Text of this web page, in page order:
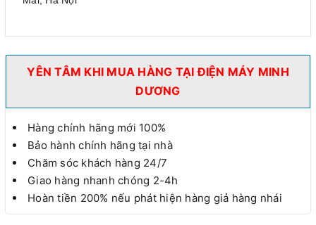
YÊN TÂM KHI MUA HÀNG TẠI ĐIỆN MÁY MINH
DƯƠNG
Hàng chính hãng mới 100%
Bảo hành chính hãng tại nhà
Chăm sóc khách hàng 24/7
Giao hàng nhanh chóng 2-4h
Hoàn tiền 200% nếu phát hiện hàng giả hàng nhái